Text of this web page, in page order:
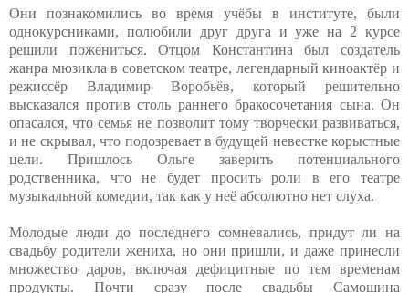
Они познакомились во время учёбы в институте, были
однокурсниками, полюбили друг друга и уже на 2 курсе
решили пожениться. Отцом Константина был создатель
жанра мюзикла в советском театре, легендарный киноактёр и
режиссёр Владимир Воробьёв, который решительно
высказался против столь раннего бракосочетания сына. Он
опасался, что семья не позволит тому творчески развиваться,
и не скрывал, что подозревает в будущей невестке корыстные
цели. Пришлось Ольге заверить потенциального
родственника, что не будет просить роли в его театре
музыкальной комедии, так как у неё абсолютно нет слуха.
Молодые люди до последнего сомневались, придут ли на
свадьбу родители жениха, но они пришли, и даже принесли
множество даров, включая дефицитные по тем временам
продукты. Почти сразу после свадьбы Самошина